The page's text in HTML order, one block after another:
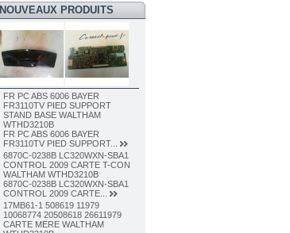
NOUVEAUX PRODUITS
FR PC ABS 6006 BAYER
FR3110TV PIED SUPPORT
STAND BASE WALTHAM
WTHD3210B
FR PC ABS 6006 BAYER
FR3110TV PIED SUPPORT...
6870C-0238B LC320WXN-SBA1
CONTROL 2009 CARTE T-CON
WALTHAM WTHD3210B
6870C-0238B LC320WXN-SBA1
CONTROL 2009 CARTE...
17MB61-1 508619 11979
10068774 20508618 26611979
CARTE MERE WALTHAM